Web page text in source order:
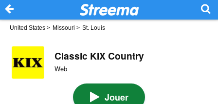
United States > Missouri > St. Louis
Classic KIX Country
Web
Jouer